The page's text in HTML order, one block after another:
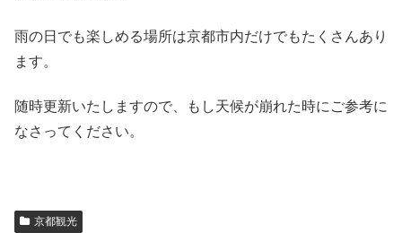
雨の日でも楽しめる場所は京都市内だけでもたくさんあり
ます。
随時更新いたしますので、もし天候が崩れた時にご参考に
なさってください。
京都観光